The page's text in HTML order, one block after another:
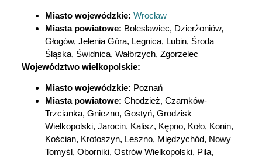
Miasto wojewódzkie: Wrocław
Miasta powiatowe: Bolesławiec, Dzierżoniów,
Głogów, Jelenia Góra, Legnica, Lubin, Środa
Śląska, Świdnica, Wałbrzych, Zgorzelec
Województwo wielkopolskie:
Miasto wojewódzkie: Poznań
Miasta powiatowe: Chodzież, Czarnków-
Trzcianka, Gniezno, Gostyń, Grodzisk
Wielkopolski, Jarocin, Kalisz, Kępno, Koło, Konin,
Kościan, Krotoszyn, Leszno, Międzychód, Nowy
Tomyśl, Oborniki, Ostrów Wielkopolski, Piła,